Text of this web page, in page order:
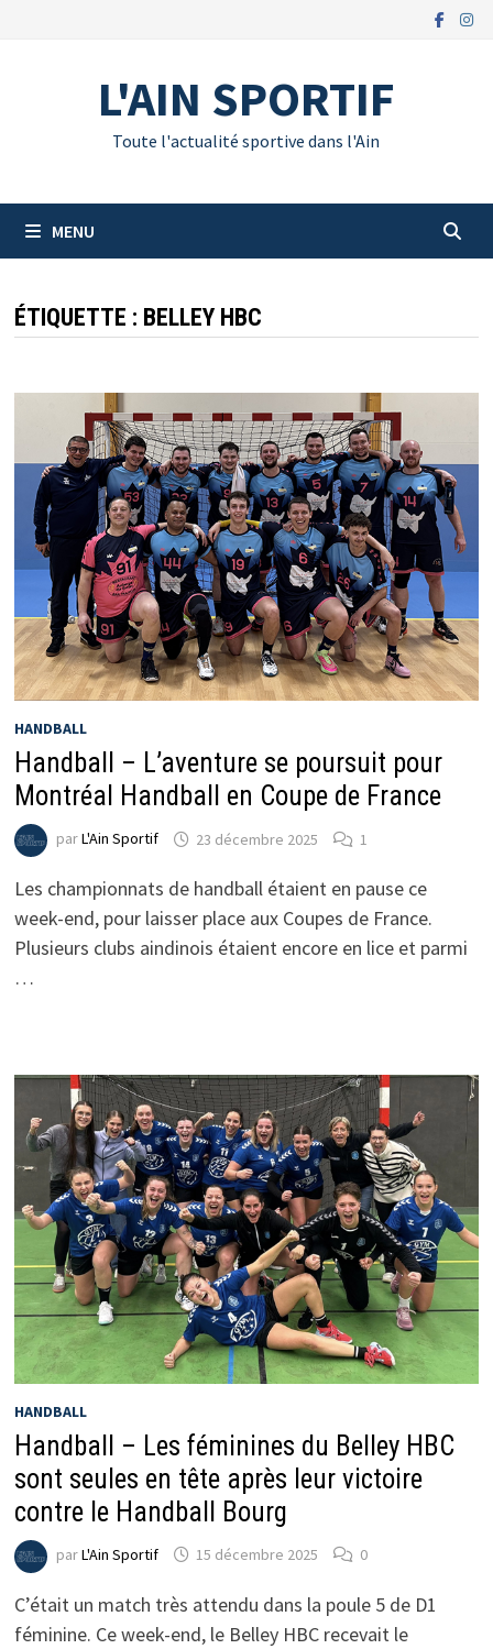
L'AIN SPORTIF
Toute l'actualité sportive dans l'Ain
MENU
ÉTIQUETTE : BELLEY HBC
HANDBALL
Handball – L’aventure se poursuit pour
Montréal Handball en Coupe de France
parL'Ain Sportif 23 décembre 2025 1
Les championnats de handball étaient en pause ce
week-end, pour laisser place aux Coupes de France.
Plusieurs clubs aindinois étaient encore en lice et parmi
…
HANDBALL
Handball – Les féminines du Belley HBC
sont seules en tête après leur victoire
contre le Handball Bourg
parL'Ain Sportif 15 décembre 2025 0
C’était un match très attendu dans la poule 5 de D1
féminine. Ce week-end, le Belley HBC recevait le